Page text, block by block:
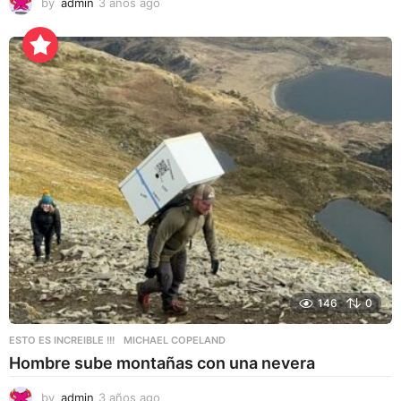
ñ
o
s
a
o
146 0
ESTO ES INCREIBLE !!! MICHAEL COPELAND
Hombre sube montañas con una nevera
by admin 3 años ago